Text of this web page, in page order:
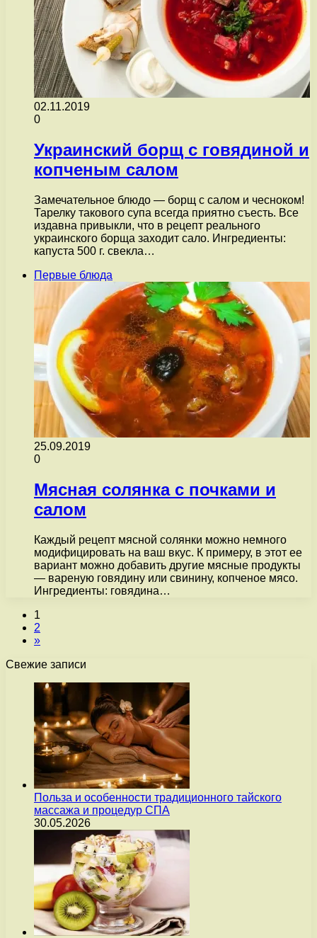
02.11.2019
0
Украинский борщ с говядиной и
копченым салом
Замечательное блюдо — борщ с салом и чесноком!
Тарелку такового супа всегда приятно съесть. Все
издавна привыкли, что в рецепт реального
украинского борща заходит сало. Ингредиенты:
капуста 500 г. свекла…
Первые блюда
25.09.2019
0
Мясная солянка с почками и
салом
Каждый рецепт мясной солянки можно немного
модифицировать на ваш вкус. К примеру, в этот ее
вариант можно добавить другие мясные продукты
— вареную говядину или свинину, копченое мясо.
Ингредиенты: говядина…
1
2
»
Свежие записи
Польза и особенности традиционного тайского
массажа и процедур СПА
30.05.2026